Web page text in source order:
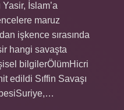
Yasir, İslam’a
maruz
işkence sırasında
hangi savaşta
bilgilerÖlümHicri
edildi Sıffin Savaşı